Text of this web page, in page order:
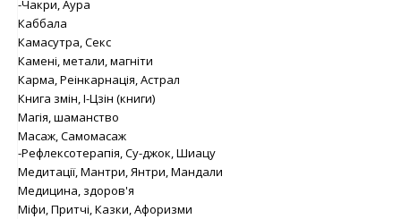
-Чакри, Аура
Каббала
Камасутра, Секс
Камені, метали, магніти
Карма, Реінкарнація, Астрал
Книга змін, І-Цзін (книги)
Магія, шаманство
Масаж, Самомасаж
-Рефлексотерапія, Су-джок, Шиацу
Медитації, Мантри, Янтри, Мандали
Медицина, здоров'я
Міфи, Притчі, Казки, Афоризми